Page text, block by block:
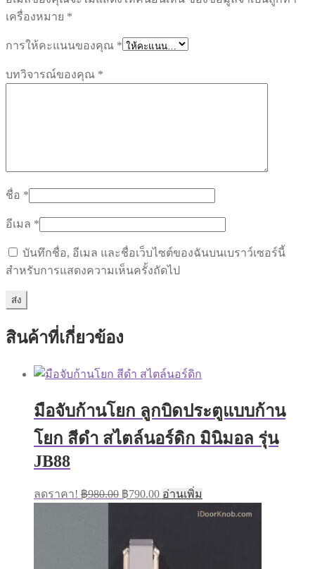
เครื่องหมาย *
การให้คะแนนของคุณ *
บทวิจารณ์ของคุณ *
ชื่อ *
อีเมล *
บันทึกชื่อ, อีเมล และชื่อเว็บไซต์ของฉันบนเบราว์เซอร์นี้
สำหรับการแสดงความเห็นครั้งถัดไป
สินค้าที่เกี่ยวข้อง
มือจับก้านโยก ลูกบิดประตูแบบก้าน
โยก สีดำ สไตล์นอร์ดิก มินิมอล รุ่น
JB88
ลดราคา! ฿980.00 Original
price
฿790.00Current
price
อ่านเพิ่ม